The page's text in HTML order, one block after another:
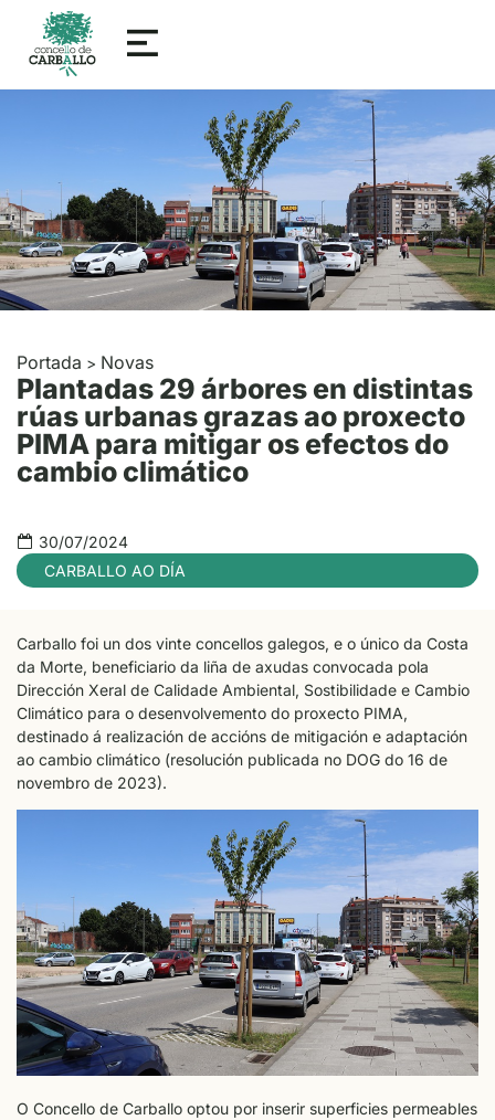
Portada > Novas
Plantadas 29 árbores en distintas
rúas urbanas grazas ao proxecto
PIMA para mitigar os efectos do
cambio climático
30/07/2024
CARBALLO AO DÍA
Carballo foi un dos vinte concellos galegos, e o único da Costa
da Morte, beneficiario da liña de axudas convocada pola
Dirección Xeral de Calidade Ambiental, Sostibilidade e Cambio
Climático para o desenvolvemento do proxecto PIMA,
destinado á realización de accións de mitigación e adaptación
ao cambio climático (resolución publicada no DOG do 16 de
novembro de 2023).
O Concello de Carballo optou por inserir superficies permeables